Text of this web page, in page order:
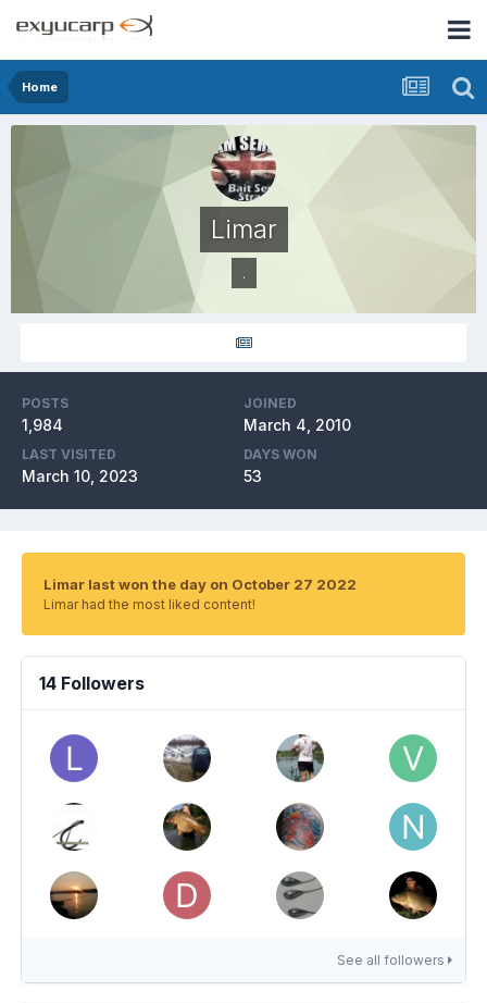
Home
Limar
.
POSTS
1,984
JOINED
March 4, 2010
LAST VISITED
March 10, 2023
DAYS WON
53
Limar last won the day on October 27 2022
Limar had the most liked content!
14 Followers
See all followers